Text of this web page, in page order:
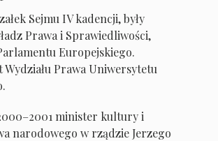
Sejmu IV kadencji, były
Prawa i Sprawiedliwości,
Europejskiego.
Wydziału Prawa Uniwersytetu
minister kultury i
narodowego w rządzie Jerzego